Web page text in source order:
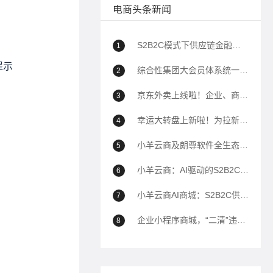
电商头条新闻
1 S2B2C模式下供应链金融如何助力企业降本增效？
2 综合性集团大会员体系统一解决方案
3 京东外卖上线啦！企业、商家自己的商城也能用上京东外卖！
4 幸运大转盘上新啦！为拉新、转化、留存增加新帮手！
5 小羊云商及朗尊软件全生态解决方案深度问答（100问）
6 小羊云商：AI驱动的S2B2C全域电商生态平台全面解析
7 小羊云商AI商城：S2B2C供应链到全域运营的商业模式白皮书——以AI驱动私域电商生态重构
8 企业小程序商城，“二清”违规封禁的解决方案